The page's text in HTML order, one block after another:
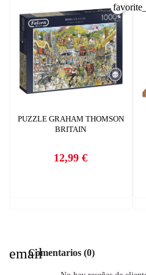
PUZZLE GRAHAM THOMSON
BRITAIN
Precio
12,99 €
emailComentarios (0)
CREAR